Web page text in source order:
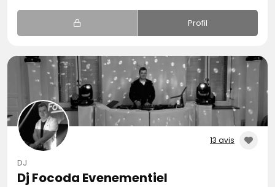
Profil
13 avis
DJ
Dj Focoda Evenementiel